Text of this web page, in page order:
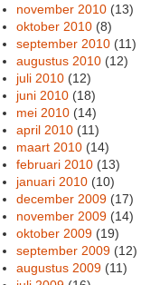
november 2010 (13)
oktober 2010 (8)
september 2010 (11)
augustus 2010 (12)
juli 2010 (12)
juni 2010 (18)
mei 2010 (14)
april 2010 (11)
maart 2010 (14)
februari 2010 (13)
januari 2010 (10)
december 2009 (17)
november 2009 (14)
oktober 2009 (19)
september 2009 (12)
augustus 2009 (11)